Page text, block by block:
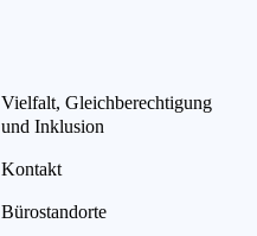
Vielfalt, Gleichberechtigung
und Inklusion
Kontakt
Bürostandorte